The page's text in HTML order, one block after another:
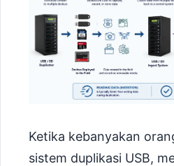
Ketika kebanyakan
sistem duplikasi USB,